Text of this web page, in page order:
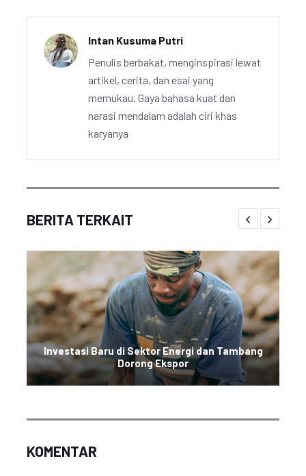
Intan Kusuma Putri
Penulis berbakat, menginspirasi lewat
artikel, cerita, dan esai yang
memukau. Gaya bahasa kuat dan
narasi mendalam adalah ciri khas
karyanya
BERITA TERKAIT
Investasi Baru di Sektor Energi dan Tambang
Dorong Ekspor
KOMENTAR